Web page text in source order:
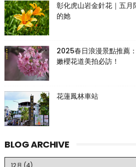
彰化虎山岩金針花｜五
的她
2025春日浪漫景點推薦
嫩櫻花道美拍必訪！
花蓮鳳林車站
BLOG ARCHIVE